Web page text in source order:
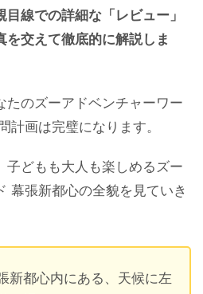
線での詳細な「レビュー」
交えて徹底的に解説しま
たのズーアドベンチャーワー
計画は完璧になります。
子どもも大人も楽しめるズー
幕張新都心の全貌を見ていき
新都心内にある、天候に左